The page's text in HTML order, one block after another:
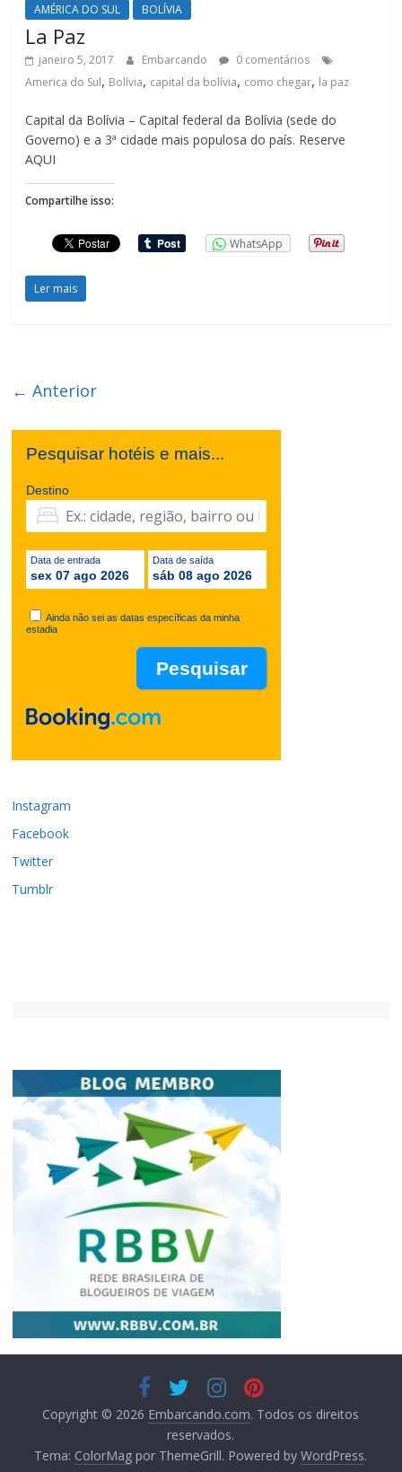
AMÉRICA DO SUL BOLÍVIA
La Paz
janeiro 5, 2017 Embarcando
0 comentários
America do Sul, Bolívia, capital da bolívia, como chegar, la paz
Capital da Bolívia – Capital federal da Bolívia (sede do
Governo) e a 3ª cidade mais populosa do país. Reserve
AQUI
Compartilhe isso:
WhatsApp
Ler mais
← Anterior
Pesquisar hotéis e mais...
Destino
Data de entrada
sex 07 ago 2026
Data de saída
sáb 08 ago 2026
Ainda não sei as datas específicas da minha
estadia
Instagram
Facebook
Twitter
Tumblr
Copyright © 2026 Embarcando.com. Todos os direitos
reservados.
Tema: ColorMag por ThemeGrill. Powered byWordPress.